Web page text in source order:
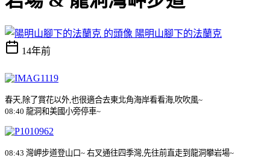
陽明山腳下的法蘭克
14年前
春天 除了賞花以外 也很適合去東北角海岸看看海 吹吹風~
08:40 龍洞和美國小旁停車~
08:43 灣岬步道登山口~ 右叉通往四季灣 先往前直走到龍洞攀岩場~